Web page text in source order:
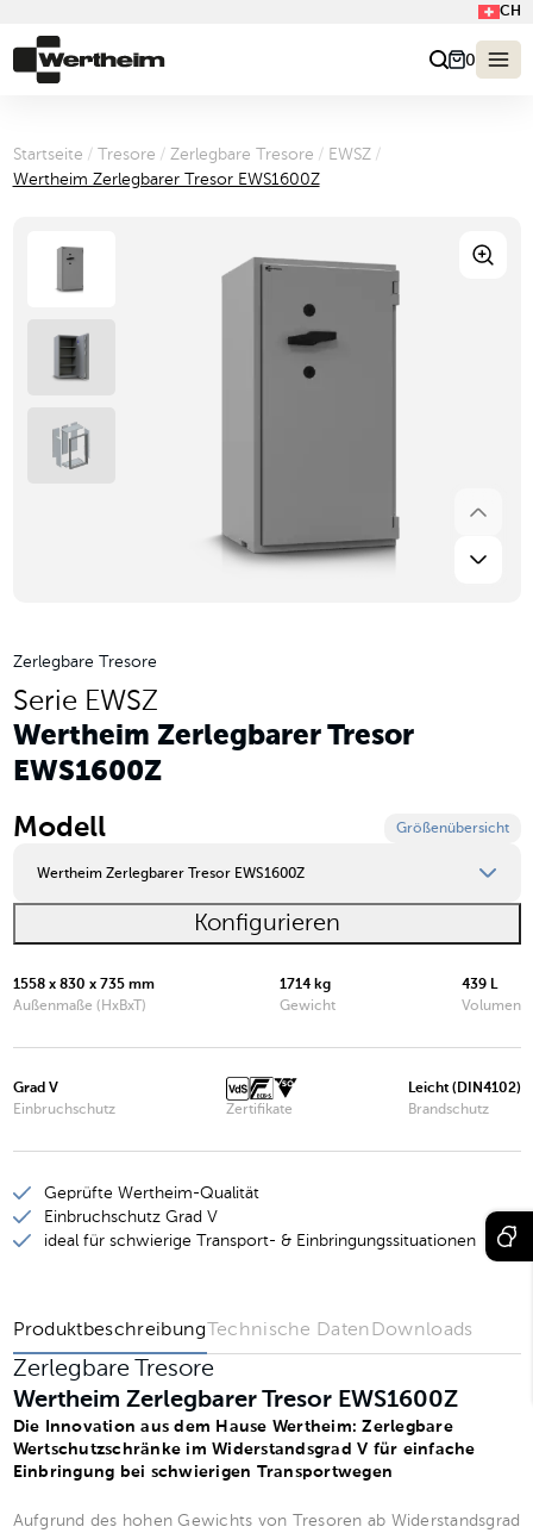
CH
0
Startseite / Tresore / Zerlegbare Tresore / EWSZ /
Wertheim Zerlegbarer Tresor EWS1600Z
Zerlegbare Tresore
Serie EWSZ
Wertheim Zerlegbarer Tresor
EWS1600Z
Modell
Größenübersicht
Wertheim Zerlegbarer Tresor EWS1600Z
Wertheim Zerlegbarer Tresor EWS1000Z
Wertheim Zerlegbarer Tresor EWS1200Z
Wertheim Zerlegbarer Tresor EWS1901Z
Wertheim Zerlegbarer Tresor EWS1904Z
Konfigurieren
1558 x 830 x 735 mm
Außenmaße (HxBxT)
1714 kg
Gewicht
439 L
Volumen
Grad V
Einbruchschutz
Zertifikate
Leicht (DIN4102)
Brandschutz
Geprüfte Wertheim-Qualität
Einbruchschutz Grad V
ideal für schwierige Transport- & Einbringungssituationen
ProduktbeschreibungTechnische Daten Downloads
Zerlegbare Tresore
Wertheim Zerlegbarer Tresor EWS1600Z
Die Innovation aus dem Hause Wertheim: Zerlegbare
Wertschutzschränke im Widerstandsgrad V für einfache
Einbringung bei schwierigen Transportwegen
Aufgrund des hohen Gewichts von Tresoren ab Widerstandsgrad